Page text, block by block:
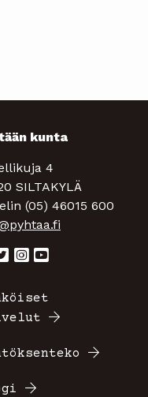
kunta
4
SILTAKYLÄ
(05) 46015 600